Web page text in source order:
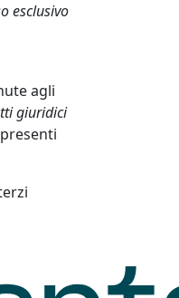
esclusivo
agli
giuridici